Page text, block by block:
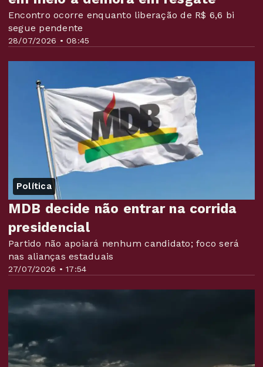
28/07/2026 • 08:45
Encontro ocorre enquanto liberação de R$ 6,6 bi
segue pendente
Política
27/07/2026 • 17:54
MDB decide não entrar na corrida
presidencial
Partido não apoiará nenhum candidato; foco será
nas alianças estaduais